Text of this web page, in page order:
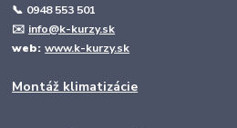
📞 0948 553 501
✉️ info@k-kurzy.sk
web:www.k-kurzy.sk
Montáž klimatizácie